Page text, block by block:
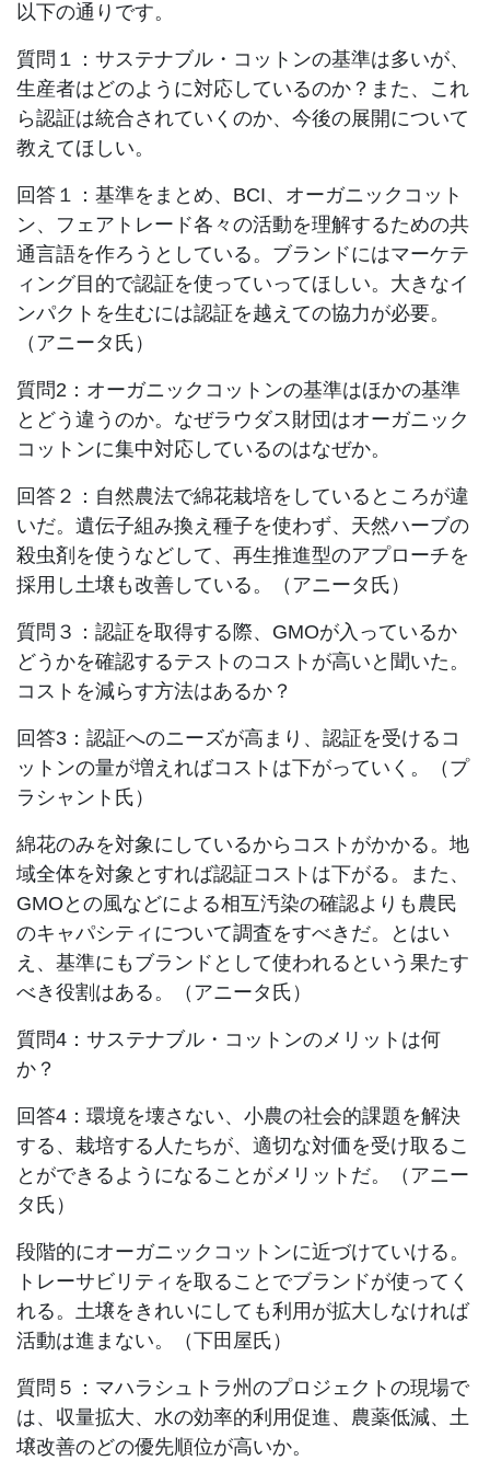
以下の通りです。
質問１：サステナブル・コットンの基準は多いが、
生産者はどのように対応しているのか？また、これ
ら認証は統合されていくのか、今後の展開について
教えてほしい。
回答１：基準をまとめ、BCI、オーガニックコット
ン、フェアトレード各々の活動を理解するための共
通言語を作ろうとしている。ブランドにはマーケテ
ィング目的で認証を使っていってほしい。大きなイ
ンパクトを生むには認証を越えての協力が必要。
（アニータ氏）
質問2：オーガニックコットンの基準はほかの基準
とどう違うのか。なぜラウダス財団はオーガニック
コットンに集中対応しているのはなぜか。
回答２：自然農法で綿花栽培をしているところが違
いだ。遺伝子組み換え種子を使わず、天然ハーブの
殺虫剤を使うなどして、再生推進型のアプローチを
採用し土壌も改善している。（アニータ氏）
質問３：認証を取得する際、GMOが入っているか
どうかを確認するテストのコストが高いと聞いた。
コストを減らす方法はあるか？
回答3：認証へのニーズが高まり、認証を受けるコ
ットンの量が増えればコストは下がっていく。（プ
ラシャント氏）
綿花のみを対象にしているからコストがかかる。地
域全体を対象とすれば認証コストは下がる。また、
GMOとの風などによる相互汚染の確認よりも農民
のキャパシティについて調査をすべきだ。とはい
え、基準にもブランドとして使われるという果たす
べき役割はある。（アニータ氏）
質問4：サステナブル・コットンのメリットは何
か？
回答4：環境を壊さない、小農の社会的課題を解決
する、栽培する人たちが、適切な対価を受け取るこ
とができるようになることがメリットだ。（アニー
タ氏）
段階的にオーガニックコットンに近づけていける。
トレーサビリティを取ることでブランドが使ってく
れる。土壌をきれいにしても利用が拡大しなければ
活動は進まない。（下田屋氏）
質問５：マハラシュトラ州のプロジェクトの現場で
は、収量拡大、水の効率的利用促進、農薬低減、土
壌改善のどの優先順位が高いか。